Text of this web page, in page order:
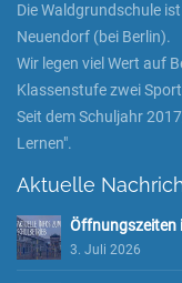
Die Waldgrundschule
Neuendorf (bei Berlin).
Wir legen viel Wert auf
Klassenstufe zwei
Seit dem Schuljahr
Lernen".
Aktuelle
Öffnungszeiten
3. Juli 2026